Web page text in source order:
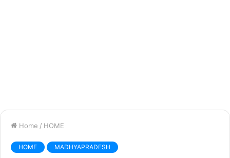
Home / HOME
HOME MADHYAPRADESH